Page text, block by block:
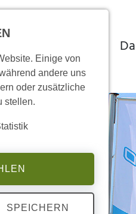
Einige von
andere uns
oder zusätzliche
stellen.
SPEICHERN